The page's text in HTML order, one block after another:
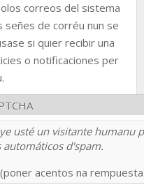
correos del sistema
señes de corréu nun se
si quier recibir una
o notificaciones per
usté un visitante humanu
d'spam.
acentos na